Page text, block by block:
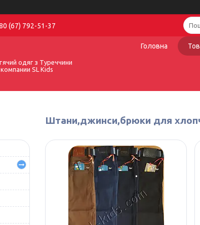
(67) 792-51-37
одяг з Туреччини
компании SL Kids
Головна
Штани,джинси,брюки для